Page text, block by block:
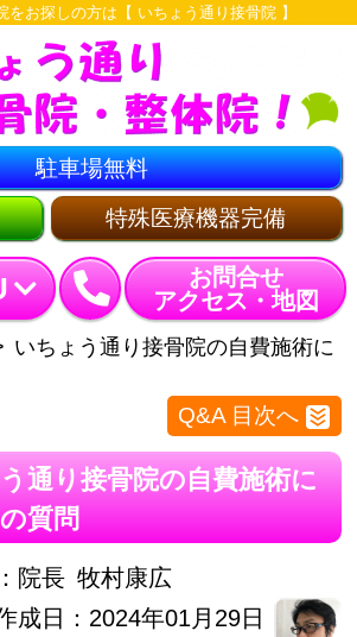
をお探しの方は【 いちょう通り接骨院 】
駐車場無料
特殊医療機器完備
お問合せ
アクセス・地図
いちょう通り接骨院の自費施術に
Q&A 目次へ
通り接骨院の自費施術に
質問
院長 牧村康広
成日：2024年01月29日